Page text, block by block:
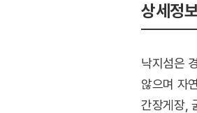
상세정
낙지섬은
않으며 자
간장게장,